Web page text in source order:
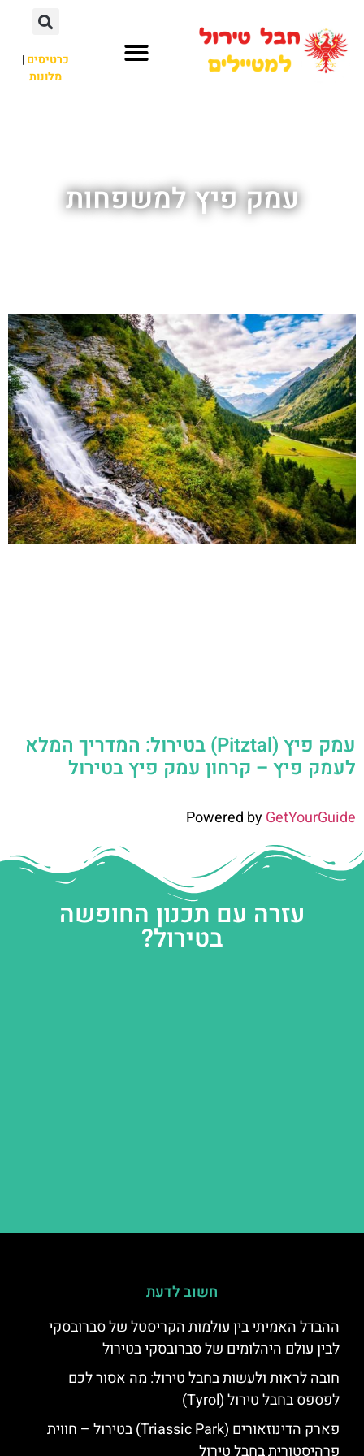
כרטיסים|
מלונות
עמק פיץ למשפחות
עמק פיץ (Pitztal) בטירול: המדריך המלא
לעמק פיץ – קרחון עמק פיץ בטירול
Powered byGetYourGuide
עזרה עם תכנון החופשה
בטירול?
חשוב לדעת
ההבדל האמיתי בין עולמות הקריסטל של סברובסקי
לבין עולם היהלומים של סברובסקי בטירול
חובה לראות ולעשות בחבל טירול: מה אסור לכם
לפספס בחבל טירול (Tyrol)
פארק הדינוזאורים (Triassic Park) בטירול – חווית
פרהיסטורית בחבל טירול